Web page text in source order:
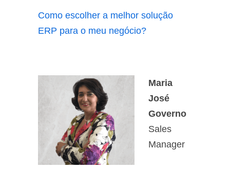
Como escolher a melhor solução
ERP para o meu negócio?
Maria
José
Governo
Sales
Manager